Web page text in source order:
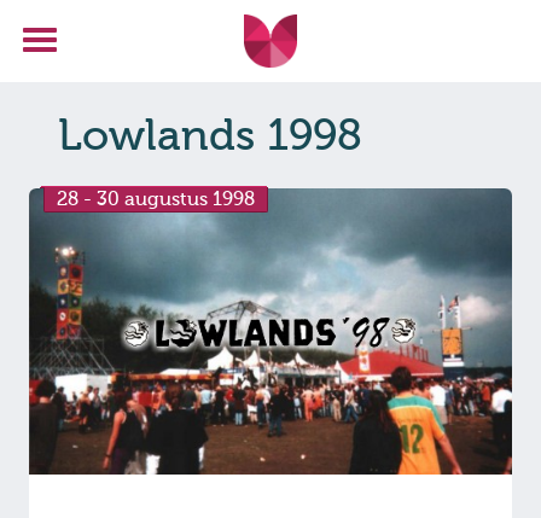
Lowlands 1998
28 - 30 augustus 1998